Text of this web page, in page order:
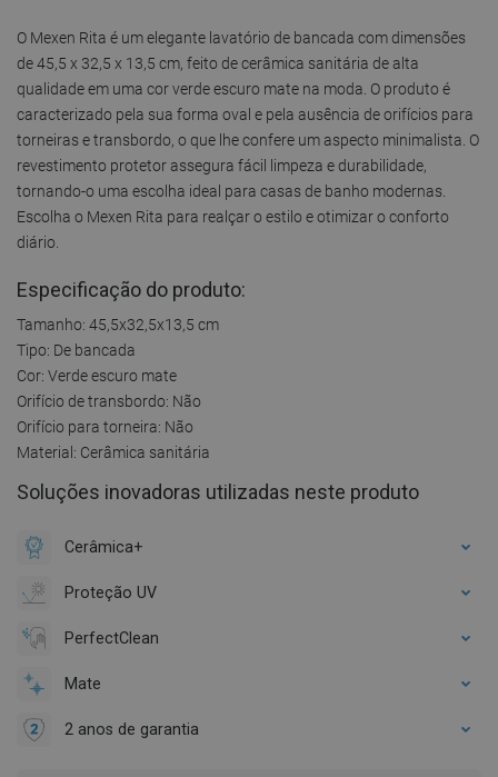
O Mexen Rita é um elegante lavatório de bancada com dimensões
de 45,5 x 32,5 x 13,5 cm, feito de cerâmica sanitária de alta
qualidade em uma cor verde escuro mate na moda. O produto é
caracterizado pela sua forma oval e pela ausência de orifícios para
torneiras e transbordo, o que lhe confere um aspecto minimalista. O
revestimento protetor assegura fácil limpeza e durabilidade,
tornando-o uma escolha ideal para casas de banho modernas.
Escolha o Mexen Rita para realçar o estilo e otimizar o conforto
diário.
Especificação do produto:
Tamanho: 45,5x32,5x13,5 cm
Tipo: De bancada
Cor: Verde escuro mate
Orifício de transbordo: Não
Orifício para torneira: Não
Material: Cerâmica sanitária
Soluções inovadoras utilizadas neste produto
Cerâmica+
Proteção UV
PerfectClean
Mate
2 anos de garantia